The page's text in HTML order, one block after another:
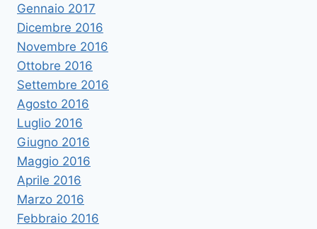
Gennaio 2017
Dicembre 2016
Novembre 2016
Ottobre 2016
Settembre 2016
Agosto 2016
Luglio 2016
Giugno 2016
Maggio 2016
Aprile 2016
Marzo 2016
Febbraio 2016